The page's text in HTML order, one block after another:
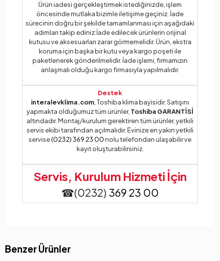
Ürün iadesi gerçekleştirmek istediğinizde, işlem
öncesinde mutlaka bizimle iletişime geçiniz. İade
sürecinin doğru bir şekilde tamamlanması için aşağıdaki
adımları takip ediniz:İade edilecek ürünlerin orijinal
kutusu ve aksesuarları zarar görmemelidir. Ürün, ekstra
koruma için başka bir kutu veya kargo poşeti ile
paketlenerek gönderilmelidir. İade işlemi, firmamızın
anlaşmalı olduğu kargo firmasıyla yapılmalıdır.
Destek
interalevklima.com , Toshiba klima bayisidir. Satışını
yapmakta olduğumuz tüm ürünler, Toshiba GARANTİSİ
altındadır. Montaj/kurulum gerektiren tüm ürünler, yetkili
servis ekibi tarafından açılmalıdır. Evinize en yakın yetkili
servise(0232) 369 23 00nolu telefondan ulaşabilir ve
kayıt oluşturabilirsiniz.
Servis, Kurulum Hizmeti İçin
☎(0232) 369 23 00
Benzer Ürünler